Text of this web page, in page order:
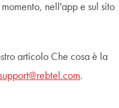
nell'app e sul sito
articolo Che cosa è la
.